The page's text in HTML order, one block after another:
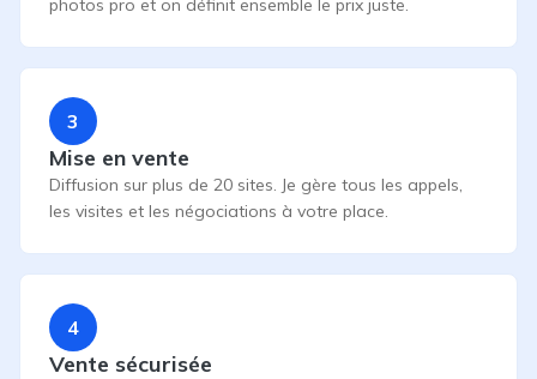
photos pro et on définit ensemble le prix juste.
3
Mise en vente
Diffusion sur plus de 20 sites. Je gère tous les appels,
les visites et les négociations à votre place.
4
Vente sécurisée